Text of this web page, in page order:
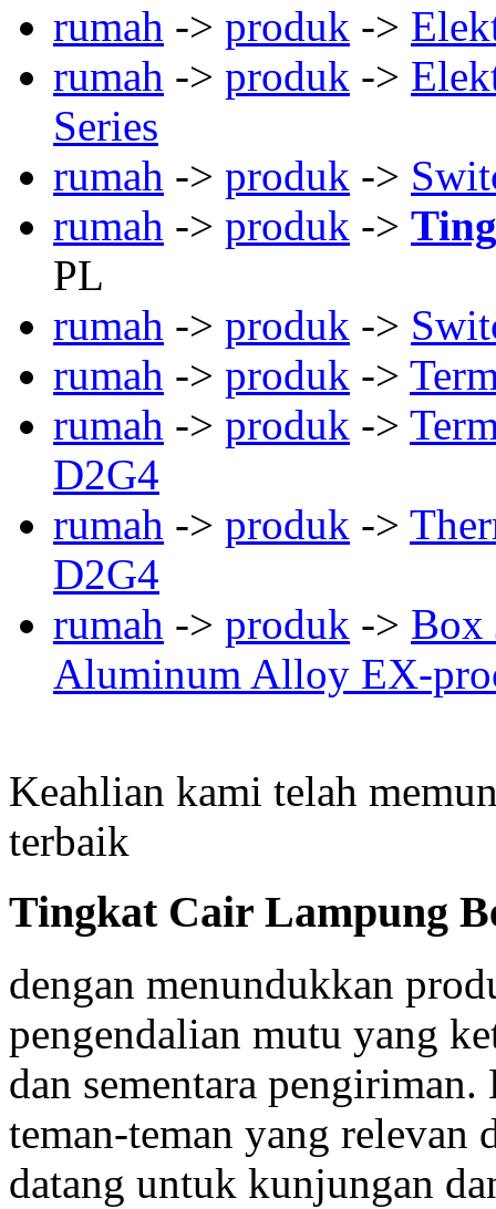
rumah -> produk ->
rumah -> produk ->
Series
rumah -> produk ->
rumah -> produk ->
PL
rumah -> produk ->
rumah -> produk ->
rumah -> produk ->
D2G4
rumah -> produk ->
D2G4
rumah -> produk -> Box
Aluminum Alloy EX-
Keahlian kami telah
terbaik
Tingkat Cair Lampung
dengan menundukkan
pengendalian mutu yang
dan sementara
teman-teman yang relevan
datang untuk kunjungan